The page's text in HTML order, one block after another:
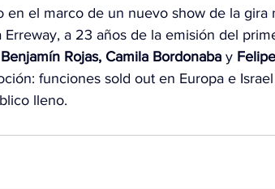
en el marco de un nuevo show de la gira
a 23 años de la emisión del
Benjamín Rojas, Camila Bordonaba y
funciones sold out en Europa e
lleno.